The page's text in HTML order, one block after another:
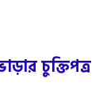
চুক্তিপত্র